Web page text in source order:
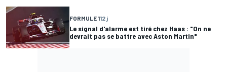
FORMULE 112 j
Le signal d'alarme est tiré chez Haas : "On ne
devrait pas se battre avec Aston Martin"